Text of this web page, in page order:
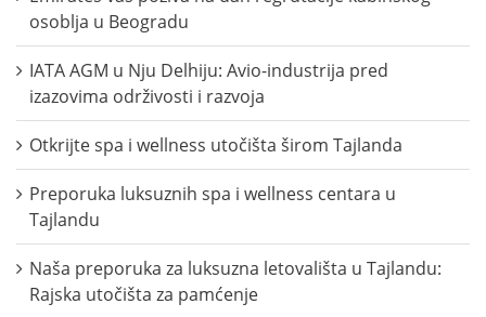
osoblja u Beogradu
IATA AGM u Nju Delhiju: Avio-industrija pred
izazovima održivosti i razvoja
Otkrijte spa i wellness utočišta širom Tajlanda
Preporuka luksuznih spa i wellness centara u
Tajlandu
Naša preporuka za luksuzna letovališta u Tajlandu:
Rajska utočišta za pamćenje